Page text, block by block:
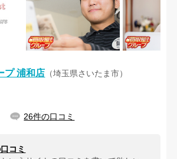
プ 浦和店 （埼玉県さいたま市）
26件の口コミ
コミ